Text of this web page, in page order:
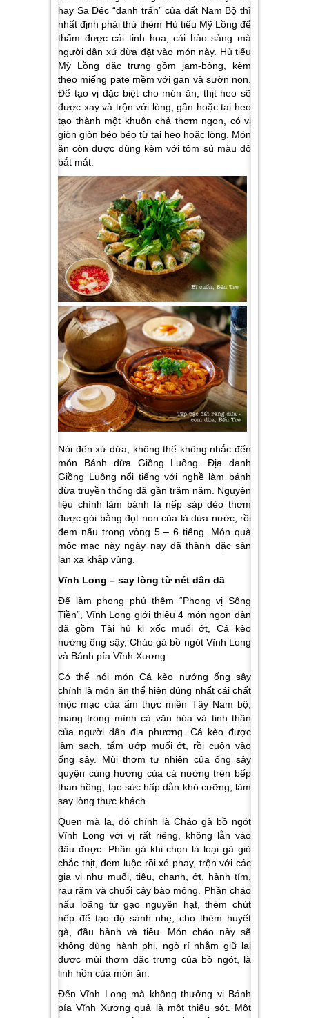
hay Sa Đéc “danh trấn” của đất Nam Bộ thì
nhất định phải thử thêm Hủ tiếu Mỹ Lồng để
thấm được cái tinh hoa, cái hào sảng mà
người dân xứ dừa đặt vào món này. Hủ tiếu
Mỹ Lồng đặc trưng gồm jam-bông, kèm
theo miếng pate mềm với gan và sườn non.
Để tạo vị đặc biệt cho món ăn, thịt heo sẽ
được xay và trộn với lòng, gân hoặc tai heo
tạo thành một khuôn chả thơm ngon, có vị
giòn giòn béo béo từ tai heo hoặc lòng. Món
ăn còn được dùng kèm với tôm sú màu đỏ
bắt mắt.
Nói đến xứ dừa, không thể không nhắc đến
món Bánh dừa Giồng Luông. Địa danh
Giồng Luông nổi tiếng với nghề làm bánh
dừa truyền thống đã gần trăm năm. Nguyên
liệu chính làm bánh là nếp sáp dẻo thơm
được gói bằng đọt non của lá dừa nước, rồi
đem nấu trong vòng 5 – 6 tiếng. Món quà
mộc mạc này ngày nay đã thành đặc sản
lan xa khắp vùng.
Vĩnh Long – say lòng từ nét dân dã
Để làm phong phú thêm “Phong vị Sông
Tiền”, Vĩnh Long giới thiệu 4 món ngon dân
dã gồm Tài hủ ki xốc muối ớt, Cá kèo
nướng ống sậy, Cháo gà bồ ngót Vĩnh Long
và Bánh pía Vĩnh Xương
Có thể nói món Cá kèo nướng ống sậy
chính là món ăn thể hiện đúng nhất cái chất
mộc mạc của ẩm thực miền Tây Nam bộ,
mang trong mình cả văn hóa và tinh thần
của người dân địa phương. Cá kèo được
làm sạch, tẩm ướp muối ớt, rồi cuộn vào
ống sậy. Mùi thơm tự nhiên của ống sậy
quyện cùng hương của cá nướng trên bếp
than hồng, tạo sức hấp dẫn khó cưỡng, làm
say lòng thực khách.
Quen mà lạ, đó chính là Cháo gà bồ ngót
Vĩnh Long với vị rất riêng, không lẫn vào
đâu được. Phần gà khi chọn là loại gà giò
chắc thịt, đem luộc rồi xé phay, trộn với các
gia vị như muối, tiêu, chanh, ớt, hành tím,
rau răm và chuối cây bào mỏng. Phần cháo
nấu loãng từ gạo nguyên hạt, thêm chút
nếp để tạo độ sánh nhẹ, cho thêm huyết
gà, đầu hành và tiêu. Món cháo này sẽ
không dùng hành phi, ngò rí nhằm giữ lại
được mùi thơm đặc trưng của bồ ngót, là
linh hồn của món ăn.
Đến Vĩnh Long mà không thưởng vị Bánh
pía Vĩnh Xương quả là một thiếu sót. Một